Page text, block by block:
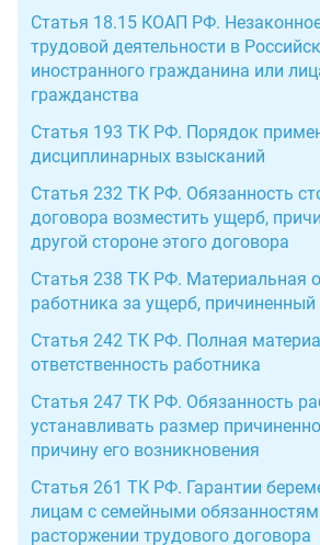
Статья 18.15 КОАП РФ.
трудовой деятельности в
иностранного гражданина или
гражданства
Статья 193 ТК РФ. Порядок
дисциплинарных взысканий
Статья 232 ТК РФ. Обязанность
договора возместить ущерб,
другой стороне этого договора
Статья 238 ТК РФ. Материальная
работника за ущерб,
Статья 242 ТК РФ. Полная
ответственность работника
Статья 247 ТК РФ. Обязанность
устанавливать размер
причину его возникновения
Статья 261 ТК РФ. Гарантии
лицам с семейными
расторжении трудового договора